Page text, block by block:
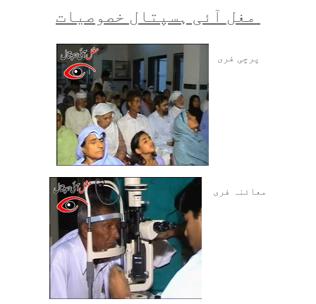
مغل آئی ہسپتال خصوصیات
پرچی فری
معائنہ فری